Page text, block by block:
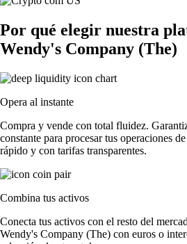
Por qué elegir nuestra
Wendy's Company (The)
Opera al instante
Compra y vende con total fluidez.
constante para procesar tus operaciones
rápido y con tarifas transparentes.
Combina tus activos
Conecta tus activos con el resto del
Wendy's Company (The) con euros o